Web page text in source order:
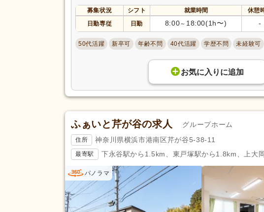
募集状況
シフト 就業時間 休憩
日勤専従
日勤 8:00～ 18:00(1h〜) -
50代活躍 新卒可 年齢不問 40代活躍 学歴不問 未経験可
お気に入り に追加
ふぁいと芹が谷の求人 グループホーム
住所 神奈川県横浜市港南区芹が谷5-38-11
最寄駅 下永谷駅から1.5km、東戸塚駅から1.8km、上大
パノラマ